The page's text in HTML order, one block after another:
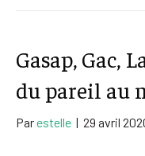
Gasap, Gac,
du pareil au
Parestelle | 29 avril